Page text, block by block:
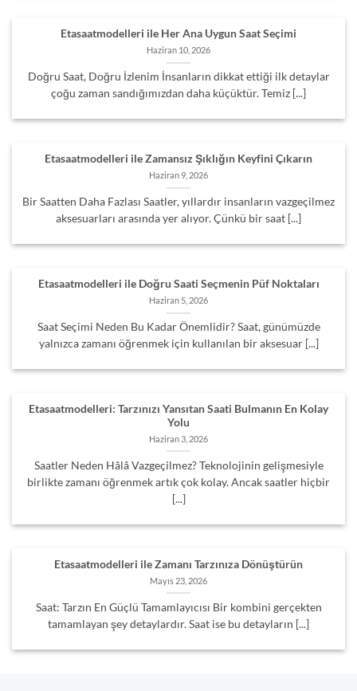
Etasaatmodelleri ile Her Ana Uygun Saat Seçimi
Haziran 10, 2026
Doğru Saat, Doğru İzlenim İnsanların dikkat ettiği ilk detaylar
çoğu zaman sandığımızdan daha küçüktür. Temiz [...]
Etasaatmodelleri ile Zamansız Şıklığın Keyfini Çıkarın
Haziran 9, 2026
Bir Saatten Daha Fazlası Saatler, yıllardır insanların vazgeçilmez
aksesuarları arasında yer alıyor. Çünkü bir saat [...]
Etasaatmodelleri ile Doğru Saati Seçmenin Püf Noktaları
Haziran 5, 2026
Saat Seçimi Neden Bu Kadar Önemlidir? Saat, günümüzde
yalnızca zamanı öğrenmek için kullanılan bir aksesuar [...]
Etasaatmodelleri: Tarzınızı Yansıtan Saati Bulmanın En Kolay
Yolu
Haziran 3, 2026
Saatler Neden Hâlâ Vazgeçilmez? Teknolojinin gelişmesiyle
birlikte zamanı öğrenmek artık çok kolay. Ancak saatler hiçbir
[...]
Etasaatmodelleri ile Zamanı Tarzınıza Dönüştürün
Mayıs 23, 2026
Saat: Tarzın En Güçlü Tamamlayıcısı Bir kombini gerçekten
tamamlayan şey detaylardır. Saat ise bu detayların [...]